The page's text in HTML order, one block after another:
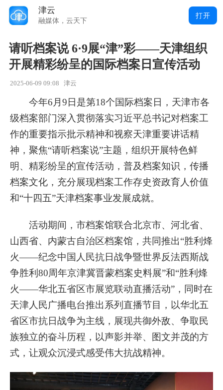
请听档案说 6·9展“津”彩——天津组织
开展精彩纷呈的国际档案日宣传活动
2025-06-09 09:08 津云
今年6月9日是第18个国际档案日，天津市各
级档案部门深入贯彻落实习近平总书记对档案工
作的重要指示批示精神和视察天津重要讲话精
神，聚焦“请听档案说”主题，组织开展特色鲜
明、精彩纷呈的宣传活动，普及档案知识，传播
档案文化，充分展现档案工作存史资政育人价值
和“十四五”天津档案事业发展成就。
活动期间，市档案馆联合北京市、河北省、
山西省、内蒙古自治区档案馆， 共同推出“胜利烽
火——纪念中国人民抗日战争暨世界反法西斯战
争胜利80周年京津冀晋蒙档案史料展”和“胜利烽
火——华北五省区市展览联动直播活动”，同时在
天津人民广播电台推出系列直播节目，以华北五
省区市抗日战争为主线，展现共御外敌、争取民
族独立的奋斗历程，以声影并举、图文并茂的方
式，让观众沉浸式感受伟大抗战精神。
津云
融媒体，云天下
打开